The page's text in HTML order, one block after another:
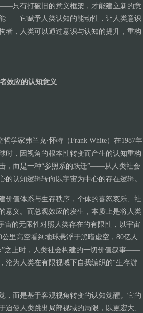
只有打破旧的意义框架，才能建立新的意
——它赋予人类认知的能动性，让人类意识
者，人类可以通过意识与认知的提升，重构
效应的认知意义
学家弗兰克·怀特（Frank White）在1987年
时，因视角的根本性转变而产生的认知重构
，而是一种“参照系的跃迁”——从人类社会
认知逻辑转向以宇宙为中心的存在逻辑。
价值体系与生存秩序，个体的喜怒哀乐、社
意义。而总观效应的发生，本质上是将人类
宙的无限性对照人类存在的有限性，以宇宙
里高空看到地球悬浮于黑暗虚空，80亿人
”之上时，人类社会构建的一切价值叙事——
为人类在有限视域下自我编织的“生存游
，而是基于客观视角转变的认知觉醒。它的
使人类跳出局部视域的局限，以更宏大、